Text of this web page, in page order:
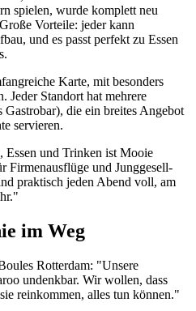
spielen, wurde komplett neu
Vorteile: jeder kann
und es passt perfekt zu Essen
Karte, mit besonders
Jeder Standort hat mehrere
die ein breites Angebot
servieren.
und Trinken ist Mooie
Firmenausflüge und Junggesell-
praktisch jeden Abend voll, am
im Weg
Rotterdam: "Unsere
undenkbar. Wir wollen, dass
reinkommen, alles tun können."